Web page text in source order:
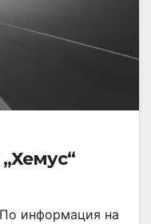
информация на